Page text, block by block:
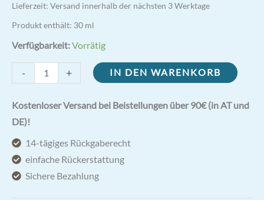
Lieferzeit: Versand innerhalb der nächsten 3 Werktage
Produkt enthält: 30 ml
Verfügbarkeit:Vorrätig
-
Mariazeller
Engelwurzbalsam
30ml
Menge
+ IN DEN WARENKORB
Kostenloser Versand bei Beistellungen über 90€ (in AT und
DE)!
14-tägiges Rückgaberecht
einfache Rückerstattung
Sichere Bezahlung